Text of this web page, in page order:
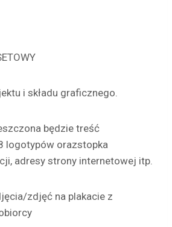
i składu graficznego.
będzie treść
logotypów orazstopka
adresy strony internetowej itp.
zdjęć na plakacie z